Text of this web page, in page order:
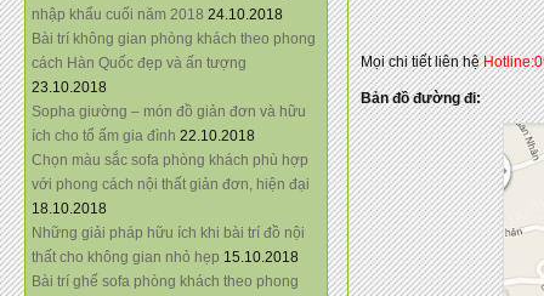
nhập khẩu cuối năm 2018 24.10.2018
Bài trí không gian phòng khách theo phong
cách Hàn Quốc đẹp và ấn tượng
23.10.2018
Sopha giường – món đồ giản đơn và hữu
ích cho tổ ấm gia đình 22.10.2018
Chọn màu sắc sofa phòng khách phù hợp
với phong cách nội thất giản đơn, hiện đại
18.10.2018
Những giải pháp hữu ích khi bài trí đồ nội
thất cho không gian nhỏ hẹp 15.10.2018
Bài trí ghế sofa phòng khách theo phong
Mọi chi tiết liên hệ
Bản đồ đường đi: